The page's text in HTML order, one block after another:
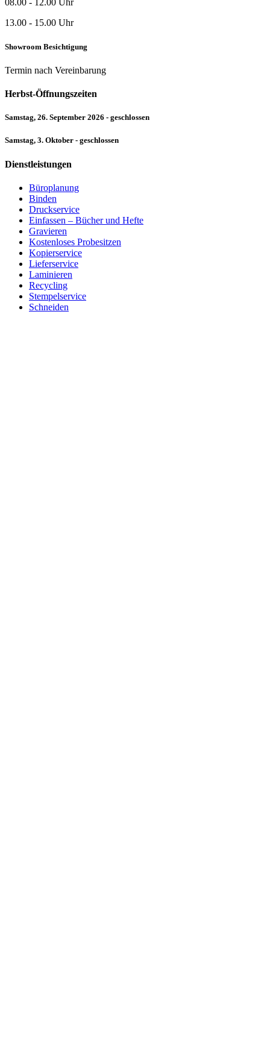
08.00 - 12.00 Uhr
13.00 - 15.00 Uhr
Showroom Besichtigung
Termin nach Vereinbarung
Herbst-Öffnungszeiten
Samstag, 26. September 2026 - geschlossen
Samstag, 3. Oktober - geschlossen
Dienstleistungen
Büroplanung
Binden
Druckservice
Einfassen – Bücher und Hefte
Gravieren
Kostenloses Probesitzen
Kopierservice
Lieferservice
Laminieren
Recycling
Stempelservice
Schneiden